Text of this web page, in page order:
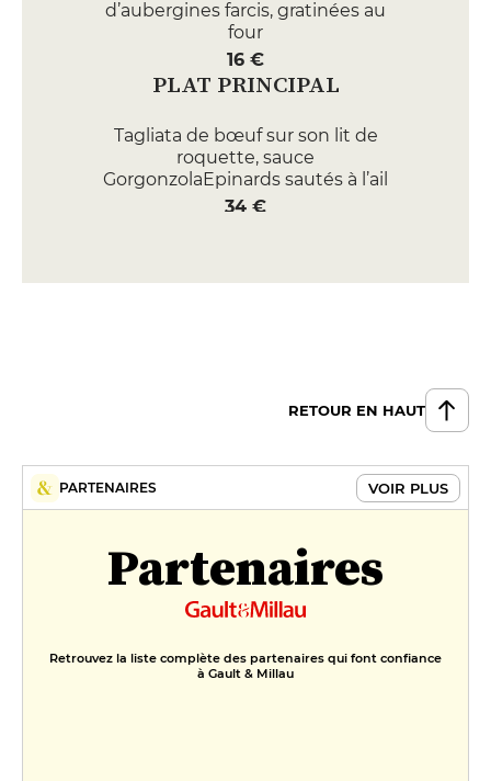
d’aubergines farcis, gratinées au
four
16 €
PLAT PRINCIPAL
Tagliata de bœuf sur son lit de
roquette, sauce
GorgonzolaEpinards sautés à l’ail
34 €
de pistaches et
RETOUR EN HAUT
PARTENAIRES VOIR PLUS
Partenaires
Retrouvez la liste complète des partenaires qui font confiance
à Gault & Millau